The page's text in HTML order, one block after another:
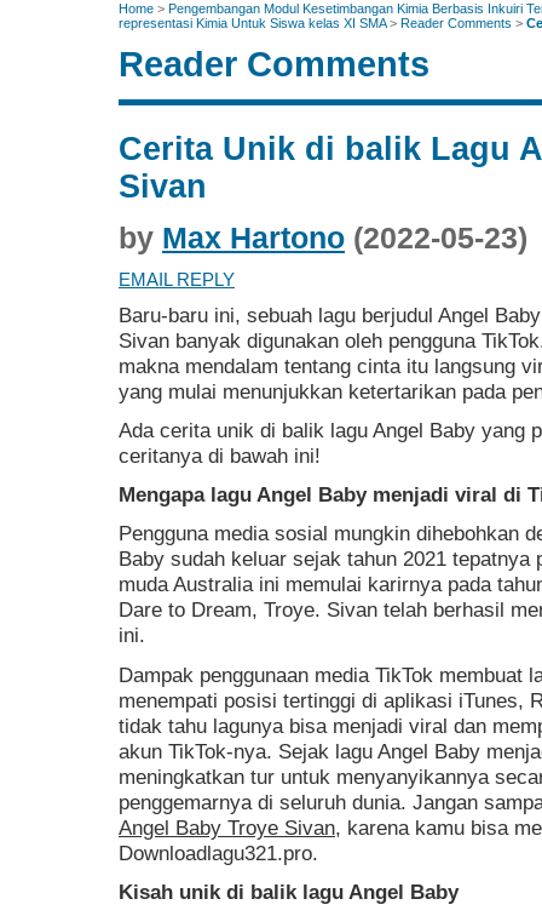
Home > Pengembangan Modul Kesetimbangan Kimia Berbasis Inkuiri
representasi Kimia Untuk Siswa kelas XI SMA> Reader Comments >
Reader Comments
Cerita Unik di balik Lagu
Sivan
by Max Hartono (2022-05-23)
EMAIL REPLY
Baru-baru ini, sebuah lagu berjudul Angel
Sivan banyak digunakan oleh pengguna
makna mendalam tentang cinta itu langsung
yang mulai menunjukkan ketertarikan pada
Ada cerita unik di balik lagu Angel Baby yang
ceritanya di bawah ini!
Mengapa lagu Angel Baby menjadi viral di
Pengguna media sosial mungkin dihebohkan
Baby sudah keluar sejak tahun 2021 tepatnya
muda Australia ini memulai karirnya pada
Dare to Dream, Troye. Sivan telah berhasil
ini.
Dampak penggunaan media TikTok membuat
menempati posisi tertinggi di aplikasi iTunes,
tidak tahu lagunya bisa menjadi viral dan
akun TikTok-nya. Sejak lagu Angel Baby
meningkatkan tur untuk menyanyikannya
penggemarnya di seluruh dunia. Jangan
Angel Baby Troye Sivan, karena kamu bisa
Downloadlagu321.pro.
Kisah unik di balik lagu Angel Baby